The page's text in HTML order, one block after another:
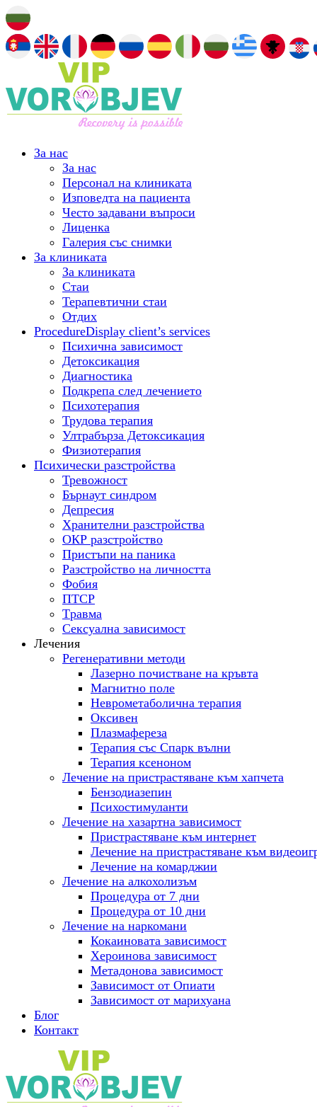
За нас
За нас
Персонал на клиниката
Изповедта на пациента
Често задавани въпроси
Лиценка
Галерия със снимки
За клиниката
За клиниката
Стаи
Терапевтични стаи
Отдих
ProcedureDisplay client’s services
Психична зависимост
Детоксикация
Диагностика
Подкрепа след лечението
Психотерапия
Трудова терапия
Ултрабърза Детоксикация
Физиотерапия
Психически разстройства
Тревожност
Бърнаут синдром
Депресия
Хранителни разстройства
ОКР разстройство
Пристъпи на паника
Разстройство на личността
Фобия
ПТСР
Tравма
Сексуална зависимост
Лечения
Регенеративни методи
Лазерно почистване на кръвта
Магнитно поле
Неврометаболична терапия
Оксивен
Плазмафереза
Терапия със Спарк вълни
Терапия ксеноном
Лечение на пристрастяване към хапчета
Бензодиазепин
Психостимуланти
Лечение на хазартна зависимост
Пристрастяване към интернет
Лечение на пристрастяване към
Лечение на комарджии
Лечение на алкохолизъм
Процедура от 7 дни
Процедура от 10 дни
Лечение на наркомани
Кокаиновата зависимост
Хероинова зависимост
Метадонова зависимост
Зависимост от Опиати
Зависимост от марихуана
Блог
Контакт